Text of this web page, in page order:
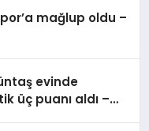
mağlup oldu –
evinde
üç puanı aldı –